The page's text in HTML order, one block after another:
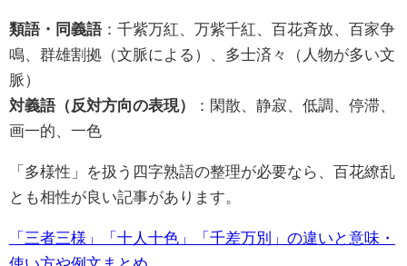
類語・同義語：千紫万紅、万紫千紅、百花斉放、百家争
鳴、群雄割拠（文脈による）、多士済々（人物が多い文
脈）
対義語（反対方向の表現）
：閑散、静寂、低調、停滞、
画一的、一色
「多様性」を扱う四字熟語の整理が必要なら、百花繚乱
とも相性が良い記事があります。
「三者三様」「十人十色」「千差万別」の違いと意味・
使い方や例文まとめ